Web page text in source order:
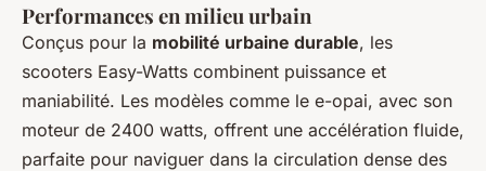
Performances en milieu urbain
Conçus pour la mobilité urbaine durable, les
scooters Easy-Watts combinent puissance et
maniabilité. Les modèles comme le e-opai, avec son
moteur de 2400 watts, offrent une accélération fluide,
parfaite pour naviguer dans la circulation dense des